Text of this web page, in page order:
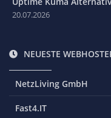
20.07.2026
NEUESTE
NetzLiving GmbH
Fast4.IT